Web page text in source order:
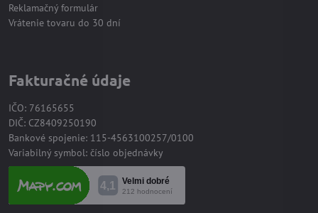
Reklamačný formulár
Vrátenie tovaru do 30 dní
Fakturačné údaje
IČO: 76165655
DIČ: CZ8409250190
Bankové spojenie: 115-4563100257/0100
Variabilný symbol: číslo objednávky